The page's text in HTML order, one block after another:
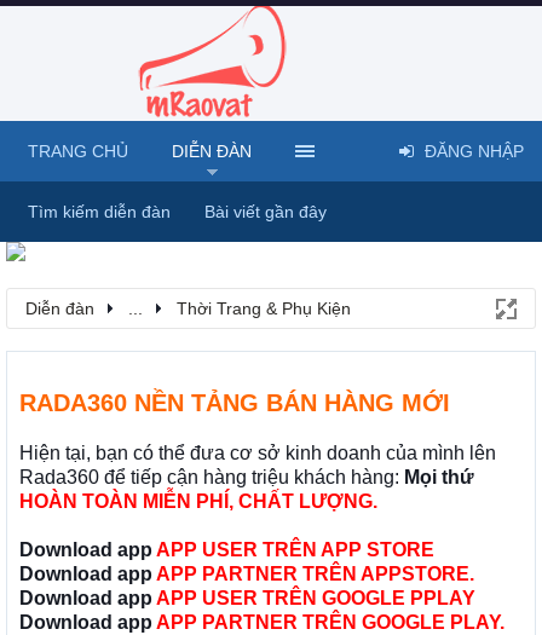
Diễn đàn Thời Trang & Phụ Kiện
RADA360 NỀN TẢNG BÁN HÀNG MỚI
Hiện tại, bạn có thể đưa cơ sở kinh doanh của mình lên
Rada360 để tiếp cận hàng triệu khách hàng: Mọi thứ
HOÀN TOÀN MIỄN PHÍ, CHẤT LƯỢNG.
Download app APP USER TRÊN APP STORE
Download app APP PARTNER TRÊN APPSTORE.
Download app APP USER TRÊN GOOGLE PPLAY
Download app APP PARTNER TRÊN GOOGLE PLAY.
TRANG CHỦ DIỄN ĐÀN
Tìm kiếm diễn đàn Bài viết gần đây
ĐĂNG NHẬP